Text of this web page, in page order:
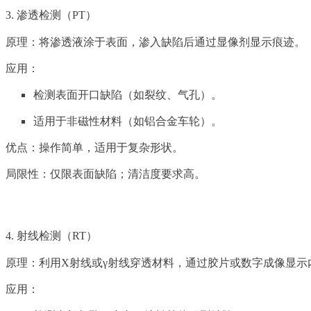
3. 渗透检测（PT）
原理：将渗透液涂于表面，渗入缺陷后通过显像剂显示痕迹。
应用：
检测表面开口缺陷（如裂纹、气孔）。
适用于非磁性材料（如铝合金车轮）。
优点：操作简单，适用于复杂形状。
局限性：仅限表面缺陷；清洁度要求高。
4. 射线检测（RT）
原理：利用X射线或γ射线穿透材料，通过胶片或数字成像显示
应用：